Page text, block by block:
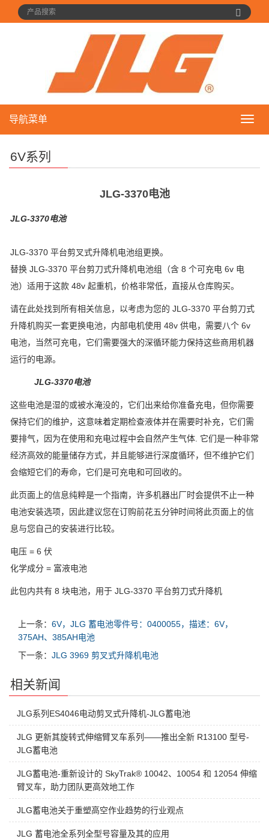
导
导航菜单
6V系列
JLG-3370电池
JLG-3370电池
JLG-3370 平台剪叉式升降机电池组更换。
替换 JLG-3370 平台剪刀式升降机电池组（含 8 个可充电 6v 电
池）适用于这款 48v 起重机，价格非常低，直接从仓库购买。
请在此处找到所有相关信息，以考虑为您的 JLG-3370 平台剪刀式
升降机购买一套更换电池，内部电机使用 48v 供电，需要八个 6v
电池，当然可充电，它们需要强大的深循环能力保持这些商用机器
运行的电源。
JLG-3370电池
这些电池是湿的或被水淹没的，它们出来给你准备充电，但你需要
保持它们的维护，这意味着定期检查液体并在需要时补充，它们需
要排气，因为在使用和充电过程中会自然产生气体. 它们是一种非常
经济高效的能量储存方式，并且能够进行深度循环，但不维护它们
会缩短它们的寿命，它们是可充电和可回收的。
此页面上的信息纯粹是一个指南，许多机器出厂时会提供不止一种
电池安装选项，因此建议您在订购前花五分钟时间将此页面上的信
息与您自己的安装进行比较。
电压 = 6 伏
化学成分 = 富液电池
此包内共有 8 块电池，用于 JLG-3370 平台剪刀式升降机
上一条： 6V，JLG 蓄电池零件号：0400055，描述：6V，
375AH、385AH电池
下一条： JLG 3969 剪叉式升降机电池
相关新闻
JLG系列ES4046电动剪叉式升降机-JLG蓄电池
JLG 更新其旋转式伸缩臂叉车系列——推出全新 R13100 型号-
JLG蓄电池
JLG蓄电池-重新设计的 SkyTrak® 10042、10054 和 12054 伸缩
臂叉车，助力团队更高效地工作
JLG蓄电池关于重塑高空作业趋势的行业观点
JLG 蓄电池全系列全型号容量及其的应用